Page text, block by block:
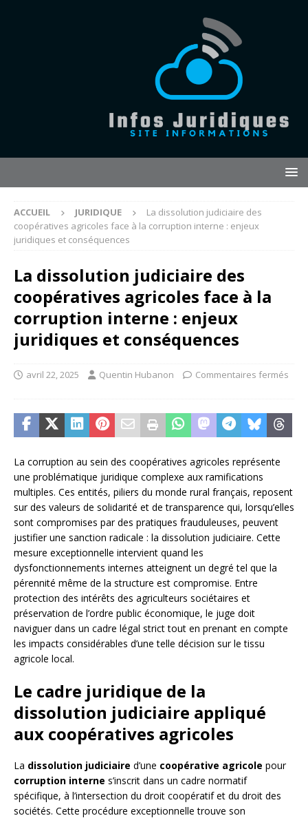
ACCUEIL JURIDIQUE
La dissolution judiciaire des
coopératives agricoles face à la corruption interne : enjeux
juridiques et conséquences
La dissolution judiciaire des
coopératives agricoles face à la
corruption interne : enjeux
juridiques et conséquences
avril 22, 2025 Quentin Hubanon Commentaires fermés
La corruption au sein des coopératives agricoles représente
une problématique juridique complexe aux ramifications
multiples. Ces entités, piliers du monde rural français, reposent
sur des valeurs de solidarité et de transparence qui, lorsqu’elles
sont compromises par des pratiques frauduleuses, peuvent
justifier une sanction radicale : la dissolution judiciaire. Cette
mesure exceptionnelle intervient quand les
dysfonctionnements internes atteignent un degré tel que la
pérennité même de la structure est compromise. Entre
protection des intérêts des agriculteurs sociétaires et
préservation de l’ordre public économique, le juge doit
naviguer dans un cadre légal strict tout en prenant en compte
les impacts considérables d’une telle décision sur le tissu
agricole local.
Le cadre juridique de la
dissolution judiciaire appliqué
aux coopératives agricoles
La dissolution judiciaire d’une coopérative agricole pour
corruption interne s’inscrit dans un cadre normatif
spécifique, à l’intersection du droit coopératif et du droit des
sociétés. Cette procédure exceptionnelle trouve son